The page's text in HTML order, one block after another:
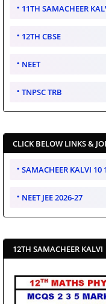
11TH SAMACHEER
12TH CBSE
NEET
TNPSC TRB
CLICK BELOW LINKS &
SAMACHEER KALVI 10
NEET JEE 2026-27
12TH SAMACHEER KALVI